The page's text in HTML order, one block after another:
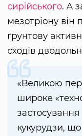
сирійського. А
мезотріону він
ґрунтову
сходів
«Великою
широке
застосування
кукурудзи,